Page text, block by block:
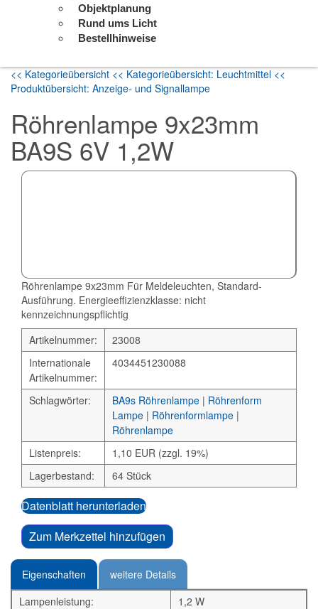
Objektplanung
Rund ums Licht
Bestellhinweise
<< Kategorieübersicht << Kategorieübersicht: Leuchtmittel <<
Produktübersicht: Anzeige- und Signallampe
Röhrenlampe 9x23mm
BA9S 6V 1,2W
Röhrenlampe 9x23mm Für Meldeleuchten, Standard-
Ausführung. Energieeffizienzklasse: nicht
kennzeichnungspflichtig
Artikelnummer:
23008
Internationale
Artikelnummer:
4034451230088
Schlagwörter: BA9s Röhrenlampe | Röhrenform
Lampe | Röhrenformlampe |
Röhrenlampe
Listenpreis:
1,10 EUR (zzgl. 19%)
Lagerbestand:
64 Stück
Datenblatt herunterladen
Zum Merkzettel hinzufügen
Eigenschaften
weitere Details
Lampenleistung:
1,2 W